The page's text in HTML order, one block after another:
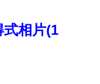
式相片(1